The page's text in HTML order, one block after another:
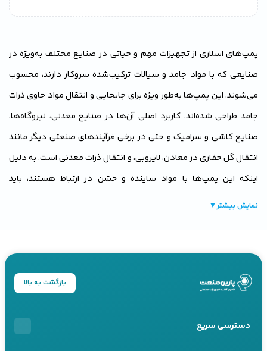
پمپ‌های اسلاری از تجهیزات مهم و حیاتی در صنایع مختلف به‌ویژه در
صنایعی که با مواد جامد و سیالات ترکیب‌شده سروکار دارند، محسوب
می‌شوند. این پمپ‌ها به‌طور ویژه برای جابجایی و انتقال مواد حاوی ذرات
جامد طراحی شده‌اند. کاربرد اصلی آن‌ها در صنایع معدنی، نیروگاه‌ها،
صنایع کاشی و سرامیک و حتی در برخی فرآیندهای صنعتی دیگر مانند
انتقال گل حفاری در معادن، لایروبی، و انتقال ذرات معدنی است. به دلیل
اینکه این پمپ‌ها با مواد ساینده و خشن در ارتباط هستند، باید
ویژگی‌هایی از جمله مقاومت بالا در برابر سایش و خوردگی داشته باشند.
اجزای داخلی آن‌ها استفاده می‌شود.
اسلاری چیست؟
نمایش بیشتر▼
بازگشت به بالا
دسترسی سریع